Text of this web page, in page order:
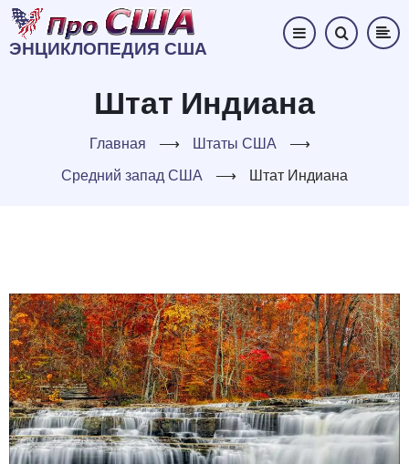
Перейти
основному
ЭНЦИКЛОПЕДИЯ США
Штат Индиана
Главная ⟶ Штаты США
⟶
Средний запад США
⟶ Штат Индиана